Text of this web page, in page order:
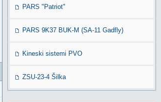
PARS "Patriot"
PARS 9K37 BUK-M (SA-11 Gadfly)
Kineski sistemi PVO
ZSU-23-4 Šilka